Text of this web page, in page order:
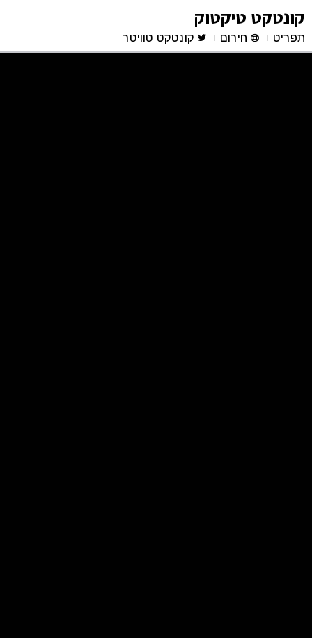
קונטקט טיקטוק
תפריט חירום קונטקט טוויטר